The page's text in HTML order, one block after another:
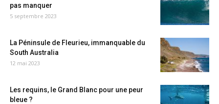
pas manquer
5 septembre 2023
La Péninsule de Fleurieu, immanquable du
South Australia
12 mai 2023
Les requins, le Grand Blanc pour une peur
bleue ?